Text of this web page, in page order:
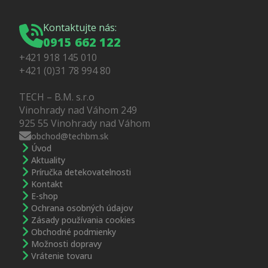
Kontaktujte nás:
0915 662 122
+421 918 145 010
+421 (0)31 78 994 80
TECH – B.M. s.r.o
Vinohrady nad Váhom 249
925 55 Vinohrady nad Váhom
obchod@techbm.sk
Úvod
Aktuality
Príručka detekovatelnosti
Kontakt
E-shop
Ochrana osobných údajov
Zásady používania cookies
Obchodné podmienky
Možnosti dopravy
Vrátenie tovaru